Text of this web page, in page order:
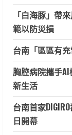
「白海豚」帶
範以防災損
台南「區區有
胸腔病院攜手
新生活
台南首家
日開幕